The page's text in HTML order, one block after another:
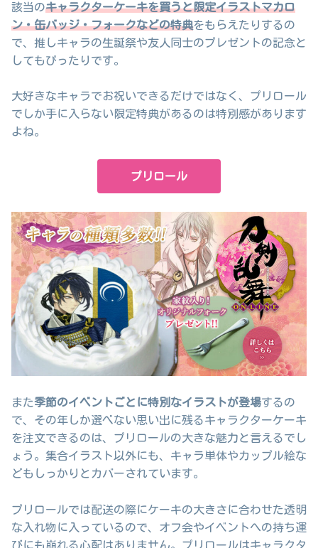
該当のキャラクターケーキを買うと限定イラストマカロ
ン・缶バッジ・フォークなどの特典をもらえたりするの
で、推しキャラの生誕祭や友人同士のプレゼントの記念と
してもぴったりです。
大好きなキャラでお祝いできるだけではなく、プリロール
でしか手に入らない限定特典があるのは特別感があります
よね。
プリロール
また季節のイベントごとに特別なイラストが登場するの
で、その年しか選べない思い出に残るキャラクターケーキ
を注文できるのは、プリロールの大きな魅力と言えるでし
ょう。集合イラスト以外にも、キャラ単体やカップル絵な
どもしっかりとカバーされています。
プリロールでは配送の際にケーキの大きさに合わせた透明
な入れ物に入っているので、オフ会やイベントへの持ち運
びにも崩れる心配はありません。プリロールはキャラクタ